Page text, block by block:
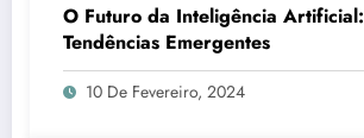
O Futuro da Inteligência Artificial:
Tendências Emergentes
10 De Fevereiro, 2024